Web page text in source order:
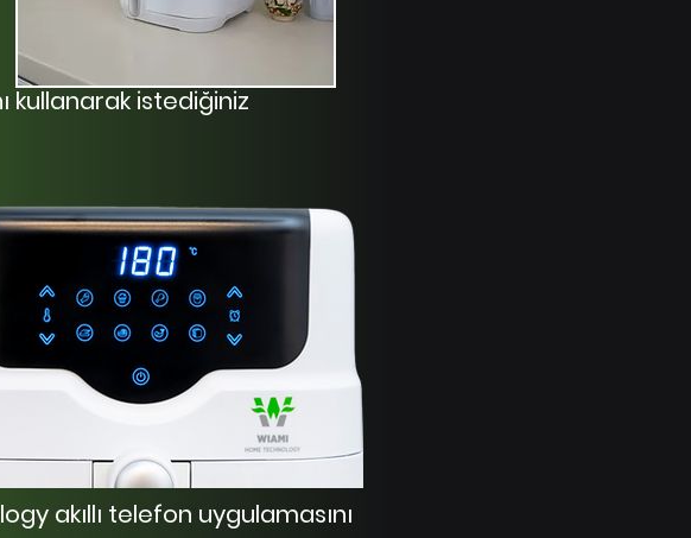
kullanarak istediğiniz
akıllı telefon uygulamasını